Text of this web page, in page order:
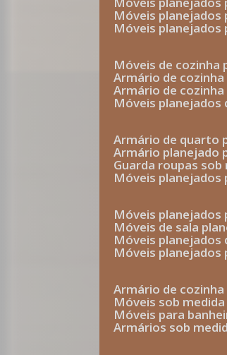
móveis
móveis
móveis de
armário de
armário de
móveis
armário de quarto
armário planejado
guarda roupas
móveis
móveis
móveis de sala
móveis planejados
móveis
armário de
móveis sob
móveis para
armários sob